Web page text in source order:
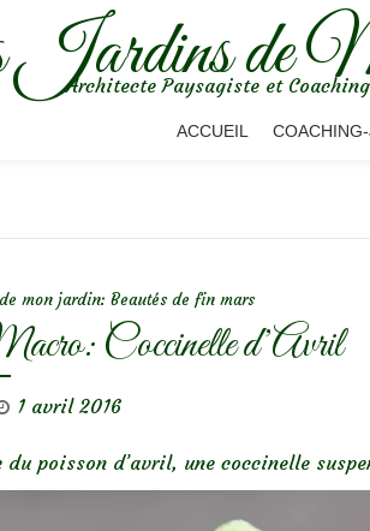
Jardins de
Architecte Paysagiste et
ACCUEIL
mon jardin: Beautés de fin mars
Coccinelle d’Avril
1 avril 2016
du poisson d’avril, une coccinelle